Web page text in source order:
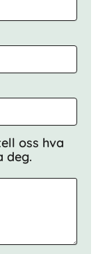
oss hva
deg.